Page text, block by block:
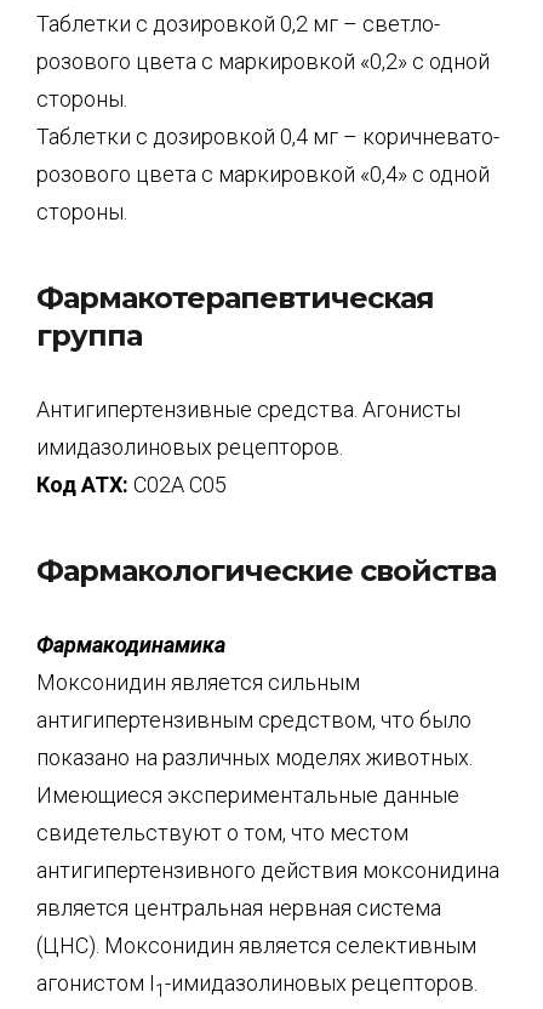
Таблетки с дозировкой 0,2 мг – светло-
розового цвета с маркировкой «0,2» с одной
стороны.
Таблетки с дозировкой 0,4 мг – коричневато-
розового цвета с маркировкой «0,4» с одной
стороны.
Фармакотерапевтическая
группа
Антигипертензивные средства. Агонисты
имидазолиновых рецепторов.
Код АТХ: С02А С05
Фармакологические свойства
Фармакодинамика
Моксонидин является сильным
антигипертензивным средством, что было
показано на различных моделях животных.
Имеющиеся экспериментальные данные
свидетельствуют о том, что местом
антигипертензивного действия моксонидина
является центральная нервная система
(ЦНС). Моксонидин является селективным
агонистом I1-имидазолиновых рецепторов.